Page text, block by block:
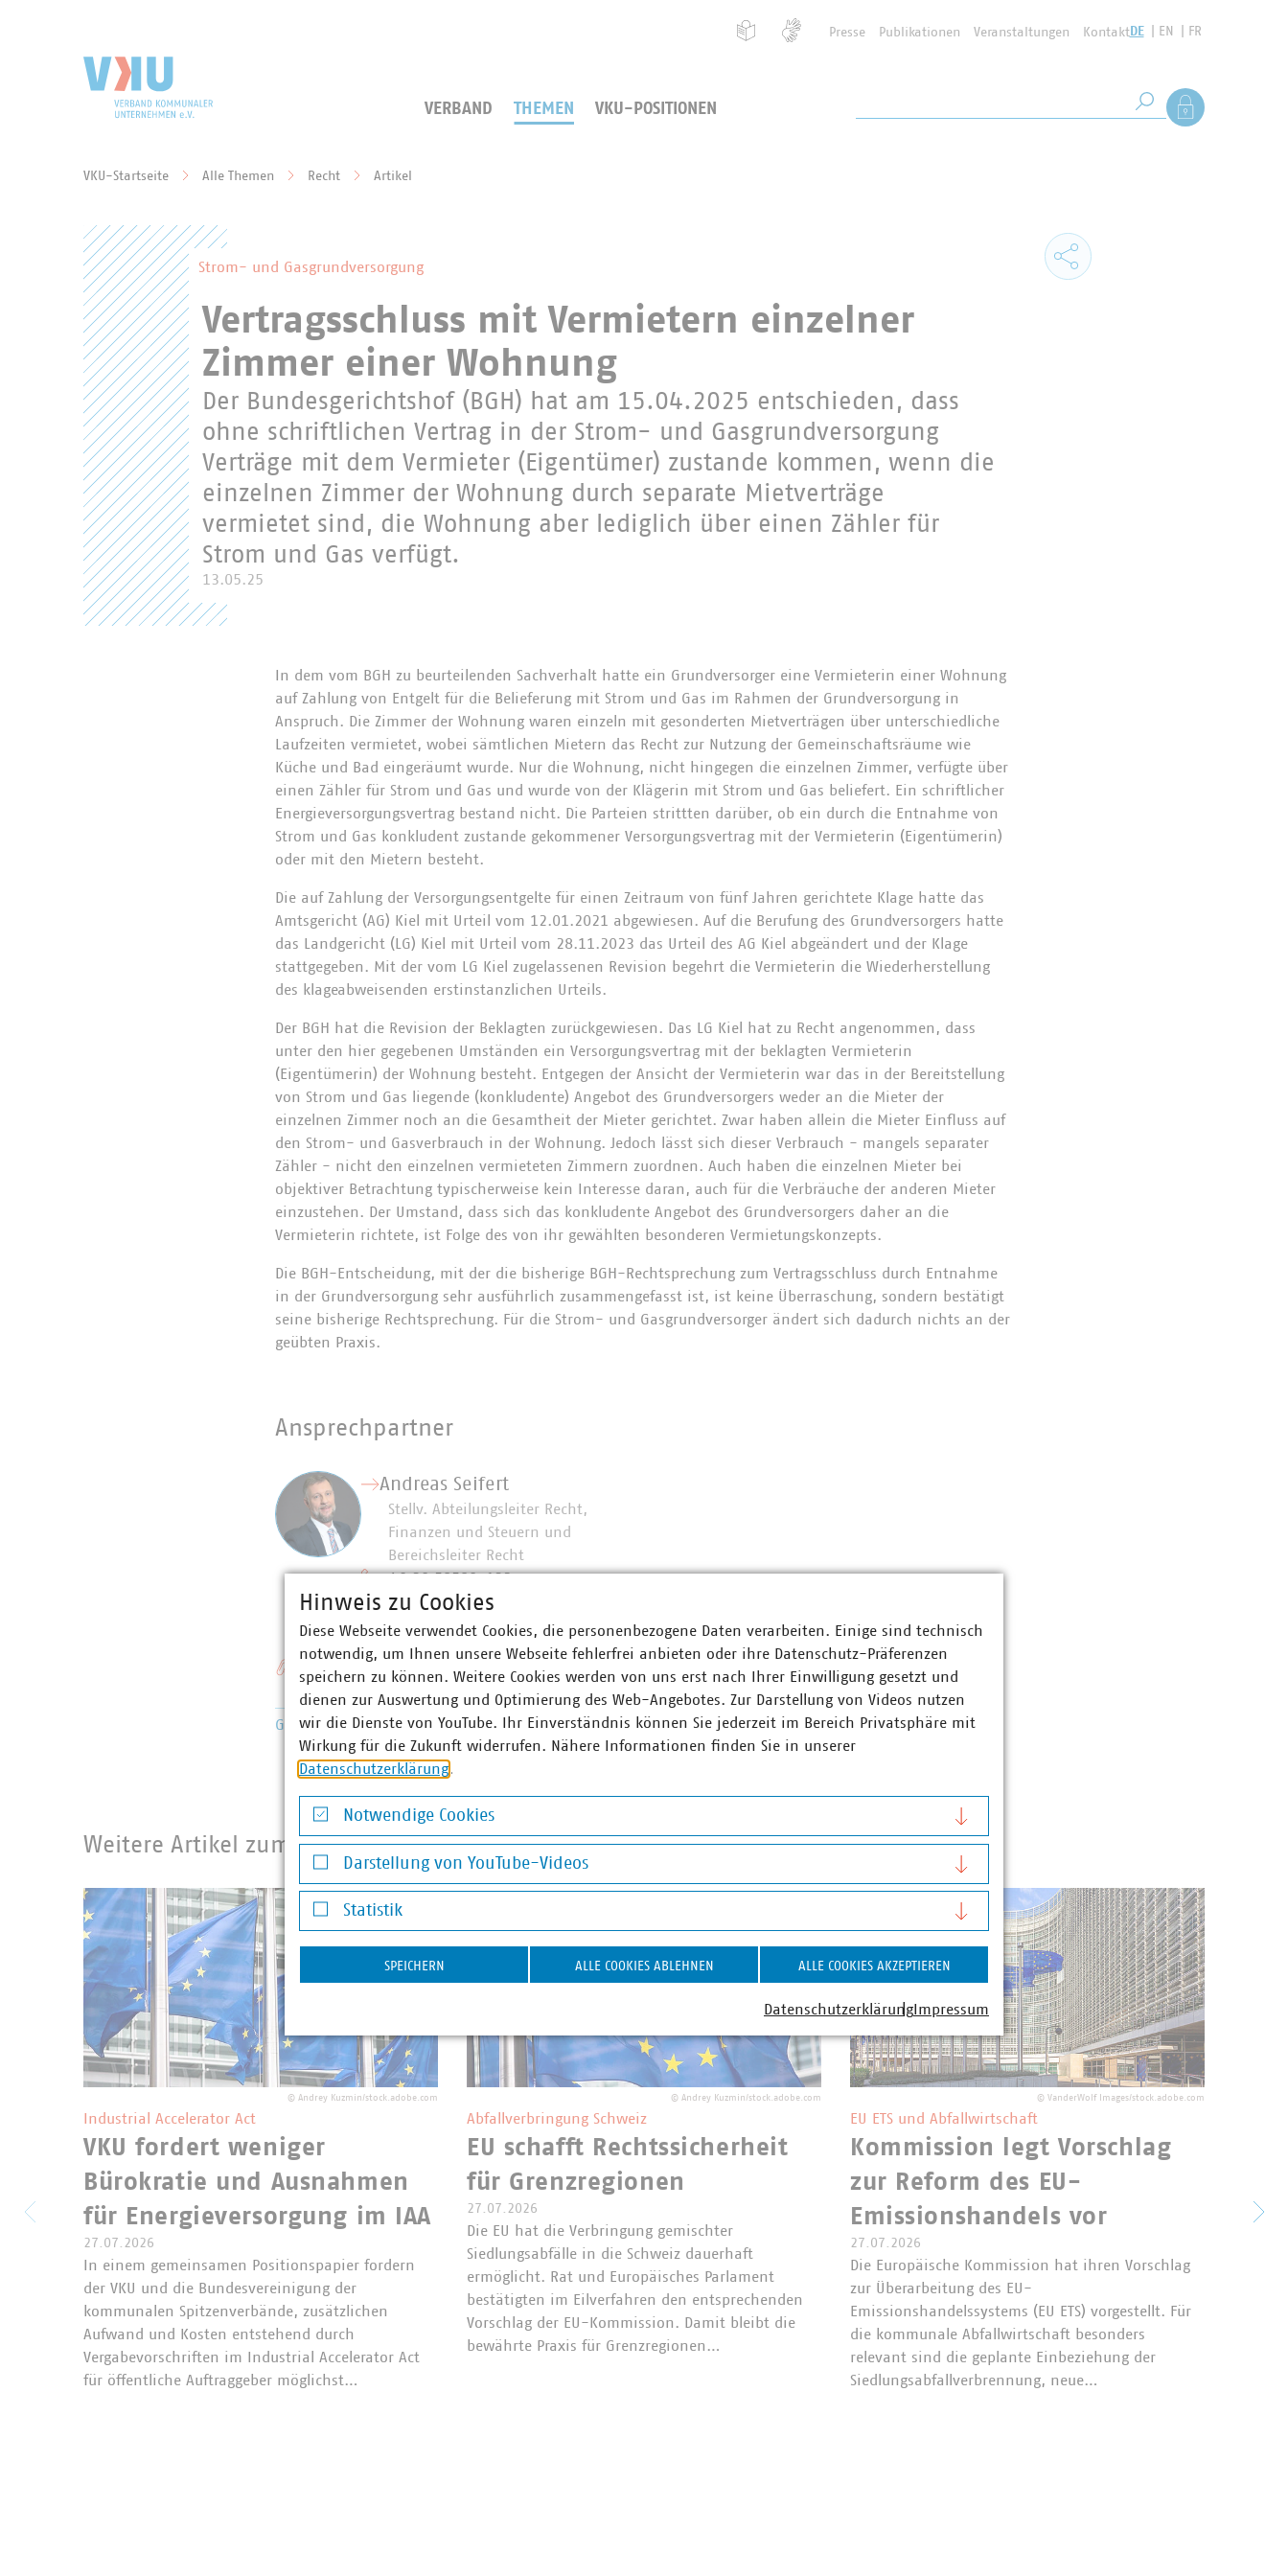
Presse Publikationen Veranstaltungen KontaktDE EN FR
VERBAND THEMEN VKU-POSITIONEN Suche starten
Als Mitglied
VKU-Startseite Alle Themen Recht Artikel
Strom- und Gasgrundversorgung
Vertragsschluss mit Vermietern einzelner
Zimmer einer Wohnung
Der Bundesgerichtshof (BGH) hat am 15.04.2025 entschieden, dass
ohne schriftlichen Vertrag in der Strom- und Gasgrundversorgung
Verträge mit dem Vermieter (Eigentümer) zustande kommen, wenn die
einzelnen Zimmer der Wohnung durch separate Mietverträge
vermietet sind, die Wohnung aber lediglich über einen Zähler für
Strom und Gas verfügt.
13.05.25
In dem vom BGH zu beurteilenden Sachverhalt hatte ein Grundversorger eine Vermieterin einer Wohnung
auf Zahlung von Entgelt für die Belieferung mit Strom und Gas im Rahmen der Grundversorgung in
Anspruch. Die Zimmer der Wohnung waren einzeln mit gesonderten Mietverträgen über unterschiedliche
Laufzeiten vermietet, wobei sämtlichen Mietern das Recht zur Nutzung der Gemeinschaftsräume wie
Küche und Bad eingeräumt wurde. Nur die Wohnung, nicht hingegen die einzelnen Zimmer, verfügte über
einen Zähler für Strom und Gas und wurde von der Klägerin mit Strom und Gas beliefert. Ein schriftlicher
Energieversorgungsvertrag bestand nicht. Die Parteien strittten darüber, ob ein durch die Entnahme von
Strom und Gas konkludent zustande gekommener Versorgungsvertrag mit der Vermieterin (Eigentümerin)
oder mit den Mietern besteht.
Die auf Zahlung der Versorgungsentgelte für einen Zeitraum von fünf Jahren gerichtete Klage hatte das
Amtsgericht (AG) Kiel mit Urteil vom 12.01.2021 abgewiesen. Auf die Berufung des Grundversorgers hatte
das Landgericht (LG) Kiel mit Urteil vom 28.11.2023 das Urteil des AG Kiel abgeändert und der Klage
stattgegeben. Mit der vom LG Kiel zugelassenen Revision begehrt die Vermieterin die Wiederherstellung
des klageabweisenden erstinstanzlichen Urteils.
Der BGH hat die Revision der Beklagten zurückgewiesen. Das LG Kiel hat zu Recht angenommen, dass
unter den hier gegebenen Umständen ein Versorgungsvertrag mit der beklagten Vermieterin
(Eigentümerin) der Wohnung besteht. Entgegen der Ansicht der Vermieterin war das in der Bereitstellung
von Strom und Gas liegende (konkludente) Angebot des Grundversorgers weder an die Mieter der
einzelnen Zimmer noch an die Gesamtheit der Mieter gerichtet. Zwar haben allein die Mieter Einfluss auf
den Strom- und Gasverbrauch in der Wohnung. Jedoch lässt sich dieser Verbrauch - mangels separater
Zähler - nicht den einzelnen vermieteten Zimmern zuordnen. Auch haben die einzelnen Mieter bei
objektiver Betrachtung typischerweise kein Interesse daran, auch für die Verbräuche der anderen Mieter
einzustehen. Der Umstand, dass sich das konkludente Angebot des Grundversorgers daher an die
Vermieterin richtete, ist Folge des von ihr gewählten besonderen Vermietungskonzepts.
Die BGH-Entscheidung, mit der die bisherige BGH-Rechtsprechung zum Vertragsschluss durch Entnahme
in der Grundversorgung sehr ausführlich zusammengefasst ist, ist keine Überraschung, sondern bestätigt
seine bisherige Rechtsprechung. Für die Strom- und Gasgrundversorger ändert sich dadurch nichts an der
geübten Praxis.
Ansprechpartner
Andreas Seifert
Stellv. Abteilungsleiter Recht,
Finanzen und Steuern und
Bereichsleiter Recht
+49 30 58580-132
seifert(at)vku(dot)de
Schlagworte
GrundversorgungVertragsschlussVermieter
Weitere Artikel zum Recht
© Andrey Kuzmin/stock.adobe.com
Industrial Accelerator Act
VKU fordert weniger
Bürokratie und Ausnahmen
für Energieversorgung im IAA
27.07.2026
In einem gemeinsamen Positionspapier fordern
der VKU und die Bundesvereinigung der
kommunalen Spitzenverbände, zusätzlichen
Aufwand und Kosten entstehend durch
Vergabevorschriften im Industrial Accelerator Act
für öffentliche Auftraggeber möglichst…
© Andrey Kuzmin/stock.adobe.com
Abfallverbringung Schweiz
EU schafft Rechtssicherheit
für Grenzregionen
27.07.2026
Die EU hat die Verbringung gemischter
Siedlungsabfälle in die Schweiz dauerhaft
ermöglicht. Rat und Europäisches Parlament
bestätigten im Eilverfahren den entsprechenden
Vorschlag der EU-Kommission. Damit bleibt die
bewährte Praxis für Grenzregionen…
© VanderWolf Images/stock.adobe.com
EU ETS und Abfallwirtschaft
Kommission legt Vorschlag
zur Reform des EU-
Emissionshandels vor
27.07.2026
Die Europäische Kommission hat ihren Vorschlag
zur Überarbeitung des EU-
Emissionshandelssystems (EU ETS) vorgestellt. Für
die kommunale Abfallwirtschaft besonders
relevant sind die geplante Einbeziehung der
Siedlungsabfallverbrennung, neue…
Hinweis zu Cookies
Diese Webseite verwendet Cookies, die personenbezogene Daten verarbeiten. Einige sind technisch
notwendig, um Ihnen unsere Webseite fehlerfrei anbieten oder ihre Datenschutz-Präferenzen
speichern zu können. Weitere Cookies werden von uns erst nach Ihrer Einwilligung gesetzt und
dienen zur Auswertung und Optimierung des Web-Angebotes. Zur Darstellung von Videos nutzen
wir die Dienste von YouTube. Ihr Einverständnis können Sie jederzeit im Bereich Privatsphäre mit
Wirkung für die Zukunft widerrufen. Nähere Informationen finden Sie in unserer
Datenschutzerklärung.
Notwendige Cookies
Notwendige Cookies
Darstellung von YouTube-Videos
Darstellung von YouTube-Videos
Statistik
Statistik
SPEICHERN ALLE COOKIES ABLEHNEN ALLE COOKIES AKZEPTIEREN
Datenschutzerklärung Impressum